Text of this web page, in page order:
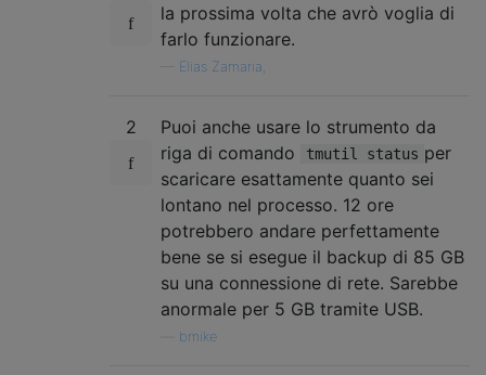
la prossima volta che avrò voglia di
farlo funzionare.
Elias Zamaria,
2
Puoi anche usare lo strumento da
riga di comando
tmutil status per
scaricare esattamente quanto sei
lontano nel processo. 12 ore
potrebbero andare perfettamente
bene se si esegue il backup di 85 GB
su una connessione di rete. Sarebbe
anormale per 5 GB tramite USB.
bmike